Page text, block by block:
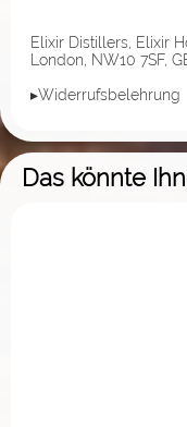
Elixir Distillers, Elixir
London, NW10 7SF,
▸Widerrufsbelehrung
Das könnte